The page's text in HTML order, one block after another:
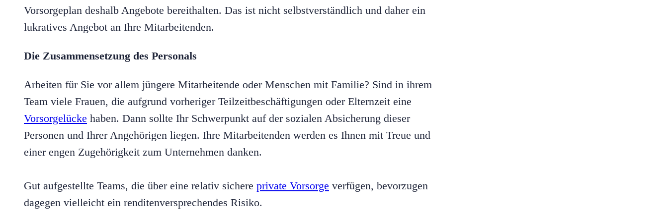
Vorsorgeplan deshalb Angebote bereithalten. Das ist nicht selbstverständlich und daher ein
lukratives Angebot an Ihre Mitarbeitenden.
Die Zusammensetzung des Personals
Arbeiten für Sie vor allem jüngere Mitarbeitende oder Menschen mit Familie? Sind in ihrem
Team viele Frauen, die aufgrund vorheriger Teilzeitbeschäftigungen oder Elternzeit eine
Vorsorgelücke haben. Dann sollte Ihr Schwerpunkt auf der sozialen Absicherung dieser
Personen und Ihrer Angehörigen liegen. Ihre Mitarbeitenden werden es Ihnen mit Treue und
einer engen Zugehörigkeit zum Unternehmen danken.
Gut aufgestellte Teams, die über eine relativ sichere private Vorsorge verfügen, bevorzugen
dagegen vielleicht ein renditenversprechendes Risiko.